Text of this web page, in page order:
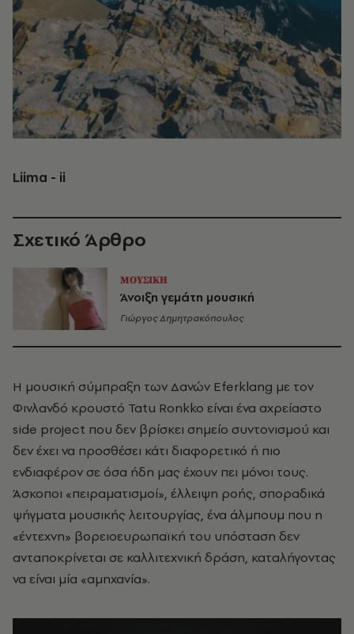
Liima - ii
Σχετικό Άρθρο
ΜΟΥΣΙΚΗ
Άνοιξη γεμάτη μουσική
Γιώργος Δημητρακόπουλος
Η μουσική σύμπραξη των Δανών Eferklang με τον
Φινλανδό κρουστό Tatu Ronkko είναι ένα αχρείαστο
side project που δεν βρίσκει σημείο συντονισμού και
δεν έχει να προσθέσει κάτι διαφορετικό ή πιο
ενδιαφέρον σε όσα ήδη μας έχουν πει μόνοι τους.
Άσκοποι «πειραματισμοί», έλλειψη ροής, σποραδικά
ψήγματα μουσικής λειτουργίας, ένα άλμπουμ που η
«έντεχνη» βορειοευρωπαϊκή του υπόσταση δεν
ανταποκρίνεται σε καλλιτεχνική δράση, καταλήγοντας
να είναι μία «αμηχανία».